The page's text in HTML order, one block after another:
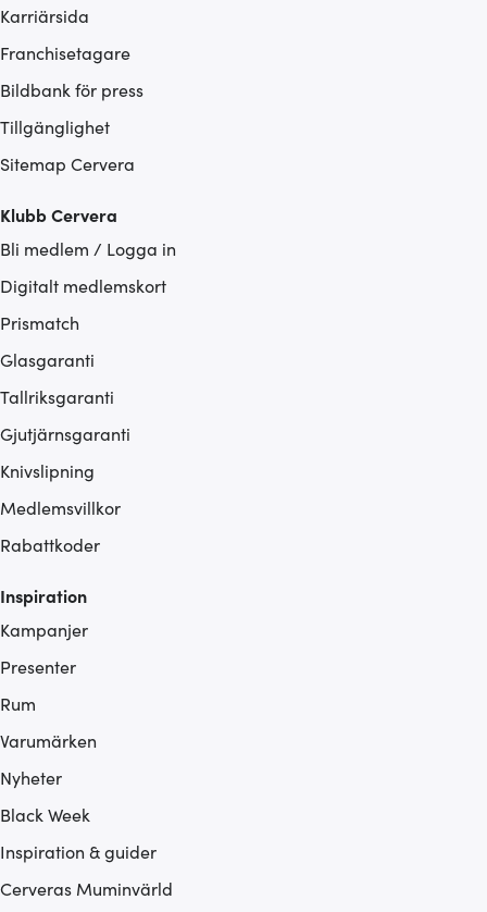
Karriärsida
Franchisetagare
Bildbank för press
Tillgänglighet
Sitemap Cervera
Klubb Cervera
Bli medlem / Logga in
Digitalt medlemskort
Prismatch
Glasgaranti
Tallriksgaranti
Gjutjärnsgaranti
Knivslipning
Medlemsvillkor
Rabattkoder
Inspiration
Kampanjer
Presenter
Rum
Varumärken
Nyheter
Black Week
Inspiration & guider
Cerveras Muminvärld